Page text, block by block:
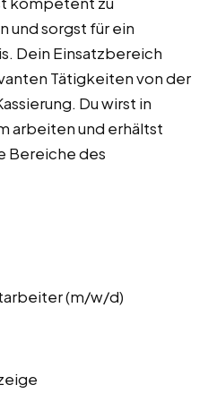
und sorgst für ein
Dein Einsatzbereich
Tätigkeiten von der
Du wirst in
arbeiten und erhältst
Bereiche des
(m/w/d)